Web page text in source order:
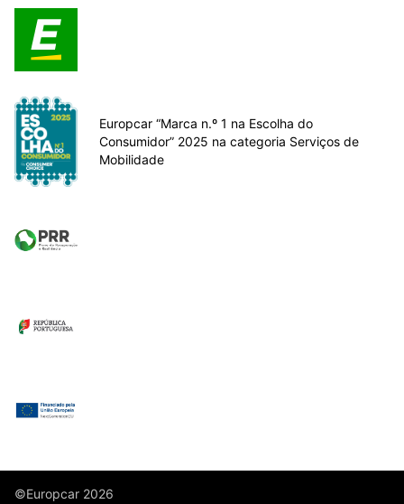
Europcar “Marca n.º 1 na Escolha do
Consumidor” 2025 na categoria Serviços de
Mobilidade
©Europcar 2026